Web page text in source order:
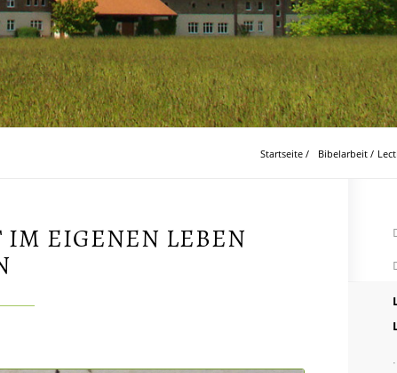
Startseite / Bibelarbeit /
IM EIGENEN LEBEN